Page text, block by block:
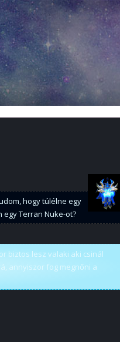
hogy túlélne egy
Terran Nuke-ot?
biztos lesz valaki aki csinál
annyiszor fog megnőni a